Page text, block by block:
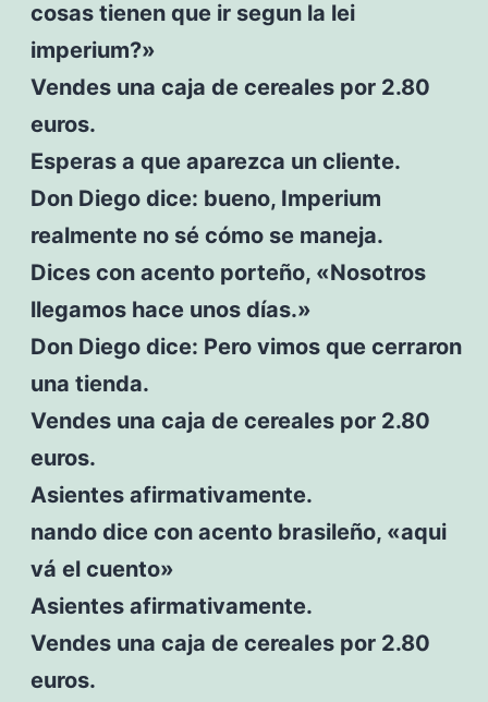
cosas tienen que ir segun la lei
imperium?»
Vendes una caja de cereales por 2.80
euros.
Esperas a que aparezca un cliente.
Don Diego dice: bueno, Imperium
realmente no sé cómo se maneja.
Dices con acento porteño, «Nosotros
llegamos hace unos días.»
Don Diego dice: Pero vimos que cerraron
una tienda.
Vendes una caja de cereales por 2.80
euros.
Asientes afirmativamente.
nando dice con acento brasileño, «aqui
vá el cuento»
Asientes afirmativamente.
Vendes una caja de cereales por 2.80
euros.